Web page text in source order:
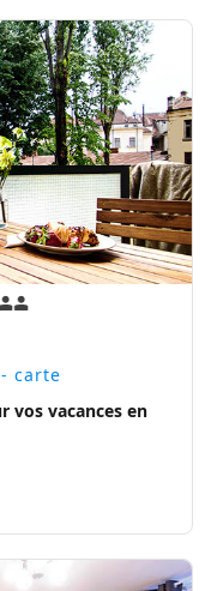
- carte
vos vacances en